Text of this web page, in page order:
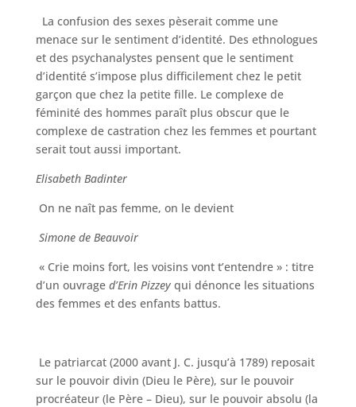
La confusion des sexes pèserait comme une
menace sur le sentiment d’identité. Des ethnologues
et des psychanalystes pensent que le sentiment
d’identité s’impose plus difficilement chez le petit
garçon que chez la petite fille. Le complexe de
féminité des hommes paraît plus obscur que le
complexe de castration chez les femmes et pourtant
serait tout aussi important.
Elisabeth Badinter
On ne naît pas femme, on le devient
Simone de Beauvoir
« Crie moins fort, les voisins vont t’entendre » : titre
d’un ouvrage d’Erin Pizzeyqui dénonce les situations
des femmes et des enfants battus.
Le patriarcat (2000 avant J. C. jusqu’à 1789) reposait
sur le pouvoir divin (Dieu le Père), sur le pouvoir
procréateur (le Père – Dieu), sur le pouvoir absolu (la